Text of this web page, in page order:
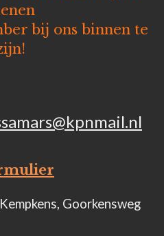
bij ons binnen te
Goorkensweg